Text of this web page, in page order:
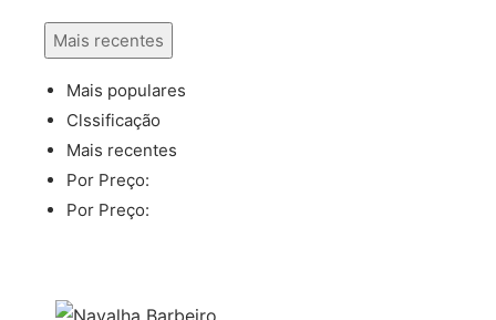
Mais recentes
Mais populares
Clssificação
Mais recentes
Por Preço:
Por Preço: